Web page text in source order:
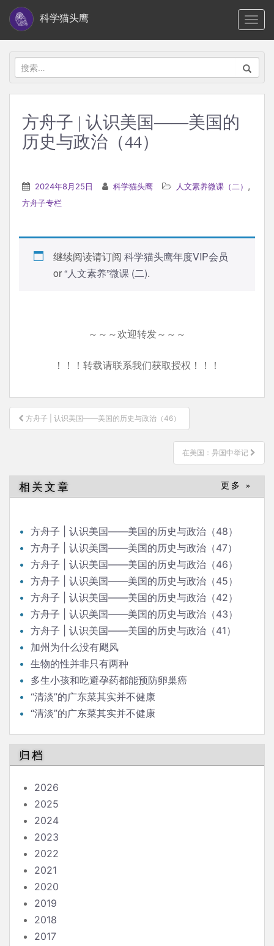
i
科学猫头鹰
搜
索：
方舟子 | 认识美国——美国的
历史与政治（44）
2024年8月25日 科学猫头鹰 人文素养微课（二） ,
方舟子专栏
继续阅读请订阅 科学猫头鹰年度VIP会员
or“人文素养”微课 (二).
～～～欢迎转发～～～
！！！转载请联系我们获取授权！！！
文
章
方舟子 | 认识美国——美国的历史与政治（46）
在美国：异国中举记
相关文章 更多 »
方舟子 | 认识美国——美国的历史与政治（48）
方舟子 | 认识美国——美国的历史与政治（47）
方舟子 | 认识美国——美国的历史与政治（46）
方舟子 | 认识美国——美国的历史与政治（45）
方舟子 | 认识美国——美国的历史与政治（42）
方舟子 | 认识美国——美国的历史与政治（43）
方舟子 | 认识美国——美国的历史与政治（41）
加州为什么没有飓风
生物的性并非只有两种
多生小孩和吃避孕药都能预防卵巢癌
“清淡”的广东菜其实并不健康
“清淡”的广东菜其实并不健康
归档
2026
2025
2024
2023
2022
2021
2020
2019
2018
2017